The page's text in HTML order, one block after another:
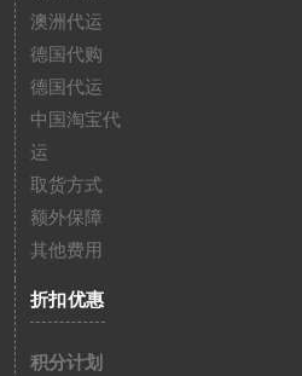
澳洲代运
德国代购
德国代运
中国淘宝代
运
取货方式
额外保障
其他费用
折扣优惠
积分计划